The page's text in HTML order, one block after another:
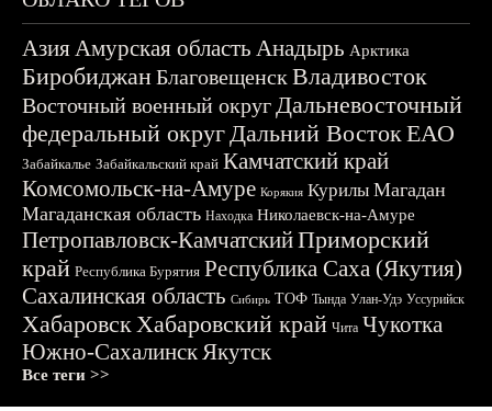
АзияАмурская область Анадырь Арктика
БиробиджанБлаговещенскВладивосток
Восточный военный округДальневосточный
федеральный округДальний ВостокЕАО
Забайкалье Забайкальский край Камчатский край
Комсомольск-на-Амуре Корякия Курилы Магадан
Магаданская область Находка Николаевск-на-Амуре
Петропавловск-КамчатскийПриморский
край Республика Бурятия Республика Саха (Якутия)
Сахалинская область Сибирь ТОФ Тында Улан-Удэ Уссурийск
ХабаровскХабаровский край Чита Чукотка
Южно-СахалинскЯкутск
Все теги >>